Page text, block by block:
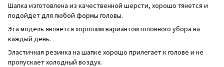
Шапка изготовлена ​​из качественной шерсти, хорошо тянется и
подойдет для любой формы головы.
Эта модель является хорошим вариантом головного убора на
каждый день.
Эластичная резинка на шапке хорошо прилегает к голове и не
пропускает холодный воздух.